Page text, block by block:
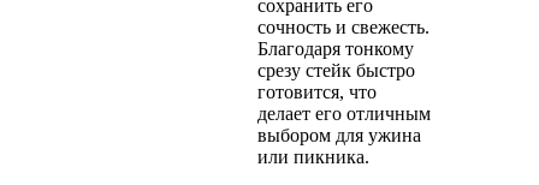
сохранить его
сочность и свежесть.
Благодаря тонкому
срезу стейк быстро
готовится, что
делает его отличным
выбором для ужина
или пикника.